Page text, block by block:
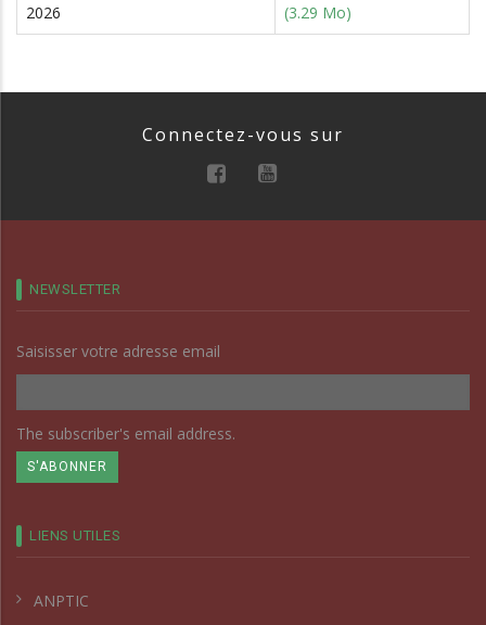
2026
(3.29 Mo)
Connectez-vous sur
NEWSLETTER
Saisisser votre adresse email
The subscriber's email address.
LIENS UTILES
ANPTIC